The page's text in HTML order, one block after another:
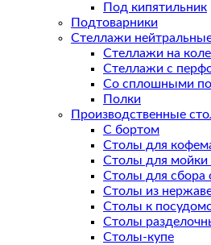
Под кипятильник
Подтоварники
Стеллажи
Стеллажи на
Стеллажи с
Со сплошными
Полки
Производственные
С бортом
Столы для
Столы для мойки
Столы для сбора
Столы из
Столы к
Столы
Столы-купе